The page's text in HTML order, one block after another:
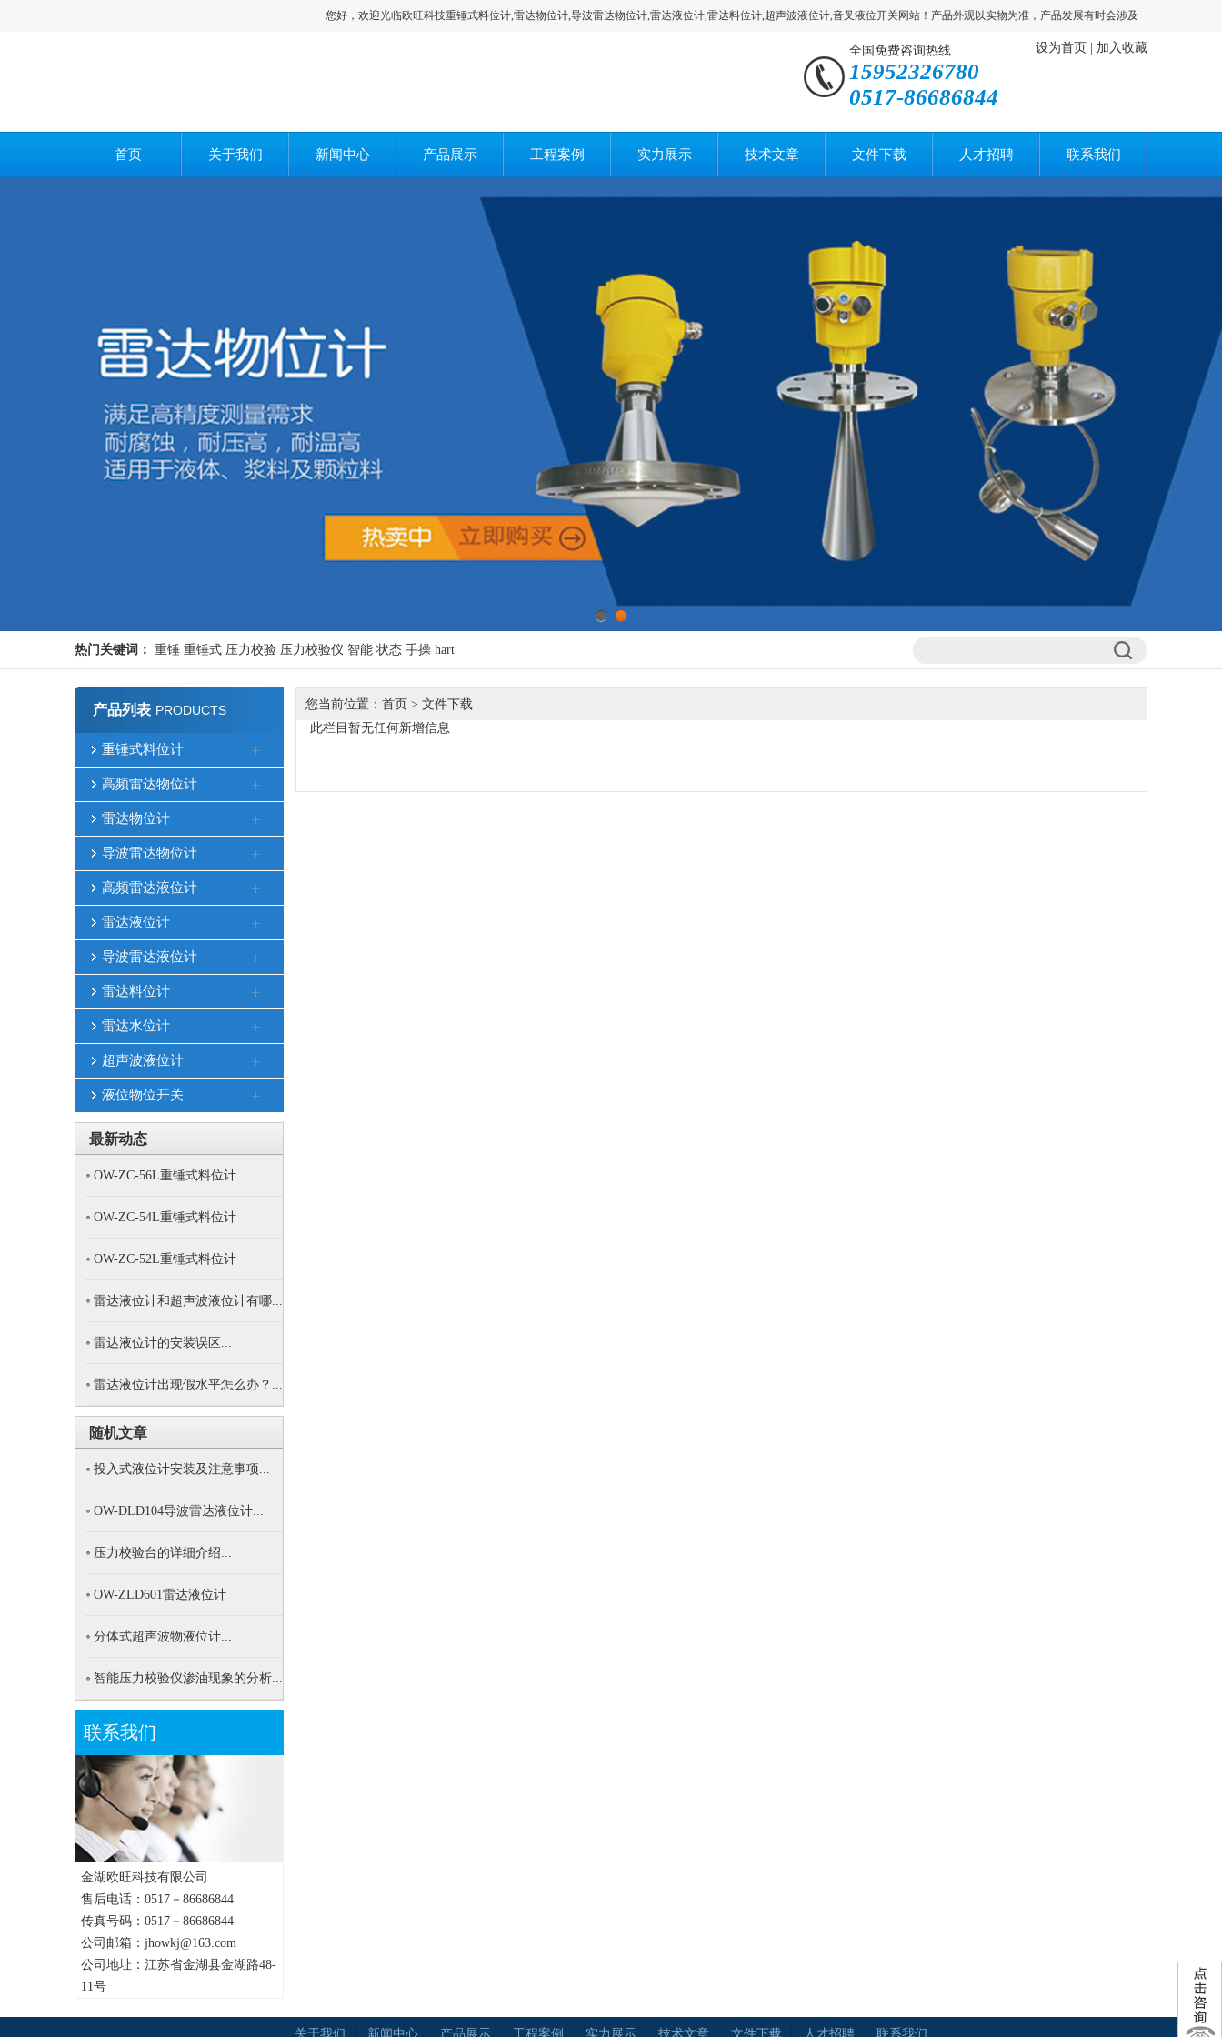
您好，欢迎光临欧旺科技重锤式料位计,雷达物位计,导波雷达物位计,雷达液位计,雷达料位计,超声波液位计,音叉液位开关网站！产品外观以实物为准，产品发展有时会涉及技术标准的更改，以及外
设为首页 加入收藏
全国免费咨询热线
15952326780
0517-86686844
首页 关于我们 新闻中心 产品展示 工程案例 实力展示 技术文章 文件下载 人才招聘 联系我们
1
2
热门关键词： 重锤 重锤式 压力校验 压力校验仪 智能 状态 手操 hart
产品列表 PRODUCTS
重锤式料位计
高频雷达物位计
雷达物位计
导波雷达物位计
高频雷达液位计
雷达液位计
导波雷达液位计
雷达料位计
雷达水位计
超声波液位计
液位物位开关
最新动态
OW-ZC-56L重锤式料位计
OW-ZC-54L重锤式料位计
OW-ZC-52L重锤式料位计
雷达液位计和超声波液位计有哪...
雷达液位计的安装误区...
雷达液位计出现假水平怎么办？...
随机文章
投入式液位计安装及注意事项...
OW-DLD104导波雷达液位计...
压力校验台的详细介绍...
OW-ZLD601雷达液位计
分体式超声波物液位计...
智能压力校验仪渗油现象的分析...
联系我们
金湖欧旺科技有限公司
售后电话：0517－86686844
传真号码：0517－86686844
公司邮箱：jhowkj@163.com
公司地址：江苏省金湖县金湖路48-
11号
您当前位置： 首页 > 文件下载
此栏目暂无任何新增信息
关于我们 新闻中心 产品展示 工程案例 实力展示 技术文章 文件下载 人才招聘 联系我们